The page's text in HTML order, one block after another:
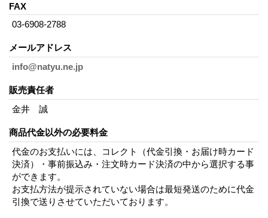
FAX
03-6908-2788
メールアドレス
info@natyu.ne.jp
販売責任者
金井 誠
商品代金以外の必要料金
代金のお支払いには、コレクト（代金引換・お届け時カード
決済）・事前振込み・注文時カード決済の中から選択する事
ができます。
お支払方法が提示されていない場合は最短発送のために代金
引換で送りさせていただいております。